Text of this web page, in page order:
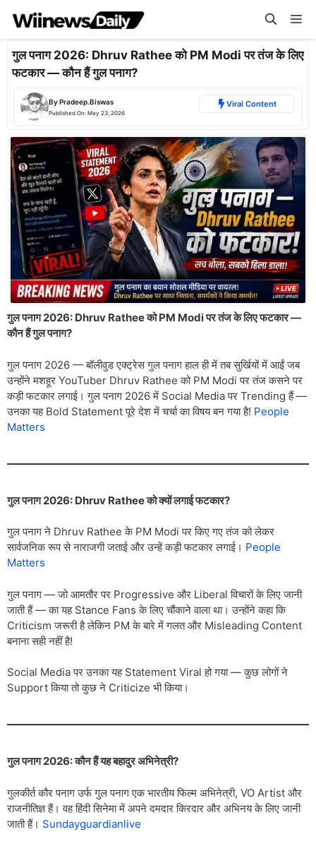
content
गुल पनाग 2026: Dhruv Rathee को PM Modi पर तंज के लिए
फटकार — कौन हैं गुल पनाग?
ByPradeep.Biswas
Published On: May 23, 2026
Viral Content
गुल पनाग 2026: Dhruv Rathee को PM Modi पर तंज के लिए फटकार —
कौन हैं गुल पनाग?
गुल पनाग 2026 — बॉलीवुड एक्ट्रेस गुल पनाग हाल ही में तब सुर्खियों में आईं जब
उन्होंने मशहूर YouTuber Dhruv Rathee को PM Modi पर तंज कसने पर
कड़ी फटकार लगाई। गुल पनाग 2026 में Social Media पर Trending हैं —
उनका यह Bold Statement पूरे देश में चर्चा का विषय बन गया है! People
Matters
गुल पनाग 2026: Dhruv Rathee को क्यों लगाई फटकार?
गुल पनाग ने Dhruv Rathee के PM Modi पर किए गए तंज को लेकर
सार्वजनिक रूप से नाराजगी जताई और उन्हें कड़ी फटकार लगाई। People
Matters
गुल पनाग — जो आमतौर पर Progressive और Liberal विचारों के लिए जानी
जाती हैं — का यह Stance Fans के लिए चौंकाने वाला था। उन्होंने कहा कि
Criticism जरूरी है लेकिन PM के बारे में गलत और Misleading Content
बनाना सही नहीं है!
Social Media पर उनका यह Statement Viral हो गया — कुछ लोगों ने
Support किया तो कुछ ने Criticize भी किया।
गुल पनाग 2026: कौन हैं यह बहादुर अभिनेत्री?
गुलकीर्त कौर पनाग उर्फ गुल पनाग एक भारतीय फिल्म अभिनेत्री, VO Artist और
राजनीतिज्ञ हैं। वह हिंदी सिनेमा में अपने दमदार किरदार और अभिनय के लिए जानी
जाती हैं। Sundayguardianlive